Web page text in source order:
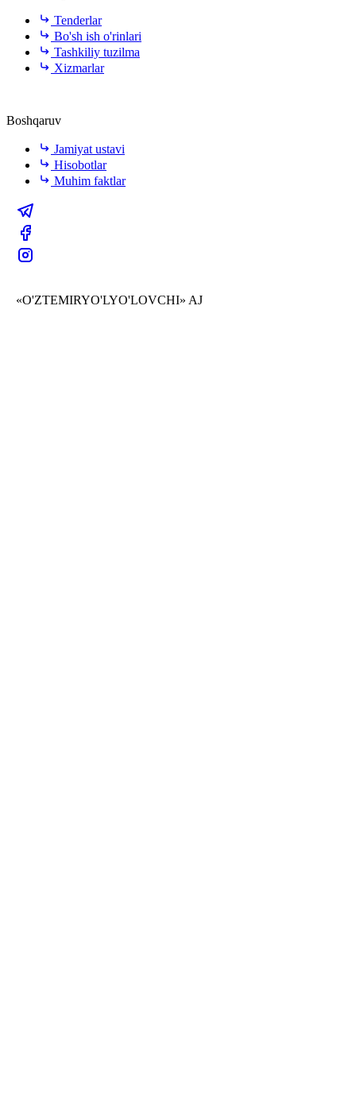
Tenderlar
Bo'sh ish o'rinlari
Tashkiliy tuzilma
Xizmarlar
Boshqaruv
Jamiyat ustavi
Hisobotlar
Muhim faktlar
«O'ZTEMIRYO'LYO'LOVCHI» AJ